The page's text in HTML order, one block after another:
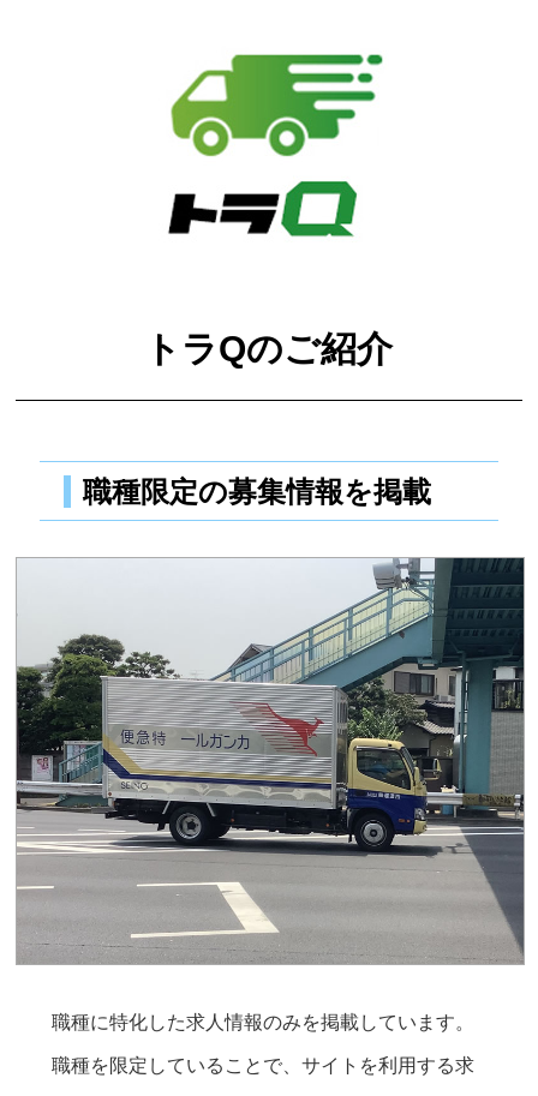
トラQのご紹介
職種限定の募集情報を掲載
職種に特化した求人情報のみを掲載しています。
職種を限定していることで、サイトを利用する求